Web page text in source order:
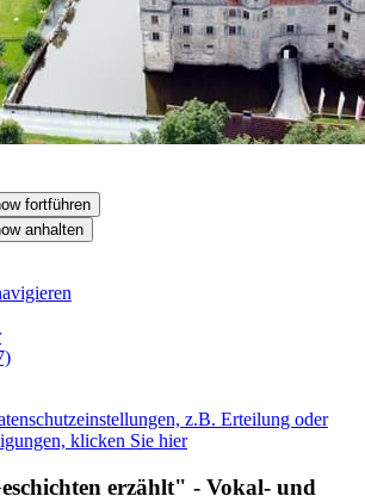
fortführen
anhalten
z.B. Erteilung oder
klicken Sie hier
erzählt" - Vokal- und